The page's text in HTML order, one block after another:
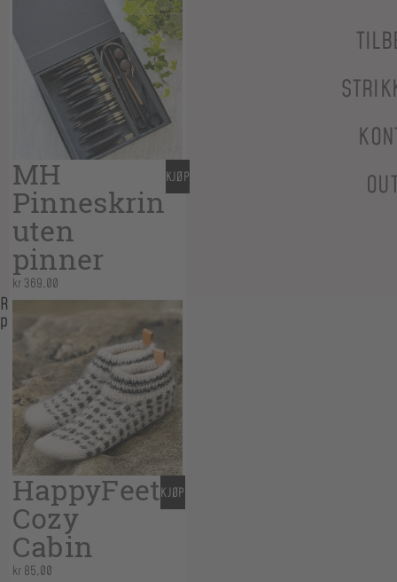
MH
Pinneskrin
uten
pinner
kr369,00
KJØP
Relaterte
produkter
HappyFeet
Cozy
Cabin
kr85,00
KJØP